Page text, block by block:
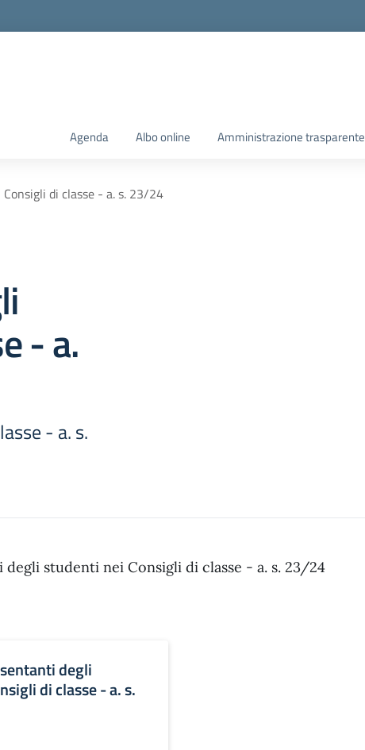
Agenda Albo online Amministrazione trasparente
di classe - a. s. 23/24
- a.
- a. s.
studenti nei Consigli di classe - a. s. 23/24
degli studenti nei Consigli di classe - a. s. 23 24
degli
di classe - a. s.